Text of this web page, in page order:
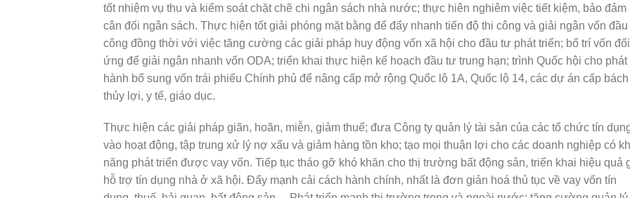
tốt nhiệm vụ thu và kiểm soát chặt chẽ chi ngân sách nhà nước; thực hiên nghiêm việc tiết kiệm, bảo đảm
cân đối ngân sách. Thực hiện tốt giải phóng mặt bằng để đẩy nhanh tiến độ thi công và giải ngân vốn
công đồng thời với việc tăng cường các giải pháp huy động vốn xã hội cho đầu tư phát triển; bố trí vốn đối
ứng để giải ngân nhanh vốn ODA; triển khai thực hiện kế hoạch đầu tư trung hạn; trình Quốc hội cho phát
hành bổ sung vốn trái phiếu Chính phủ để nâng cấp mở rộng Quốc lộ 1A, Quốc lộ 14, các dự án cấp bách
thủy lợi, y tế, giáo dục.
Thực hiện các giải pháp giãn, hoãn, miễn, giảm thuế; đưa Công ty quản lý tài sản của các tổ chức tín
vào hoạt động, tập trung xử lý nợ xấu và giảm hàng tồn kho; tạo mọi thuận lợi cho các doanh nghiệp có
năng phát triển được vay vốn. Tiếp tục tháo gỡ khó khăn cho thị trường bất động sản, triển khai hiệu quả
hỗ trợ tín dụng nhà ở xã hội. Đẩy mạnh cải cách hành chính, nhất là đơn giản hoá thủ tục về vay vốn tín